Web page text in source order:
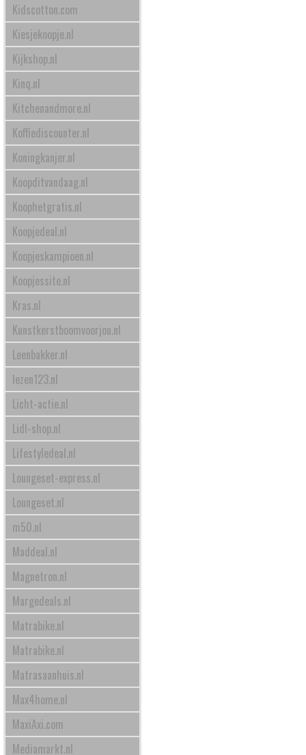
Kidscotton.com
Kiesjekoopje.nl
Kijkshop.nl
Kinq.nl
Kitchenandmore.nl
Koffiediscounter.nl
Koningkanjer.nl
Koopditvandaag.nl
Koophetgratis.nl
Koopjedeal.nl
Koopjeskampioen.nl
Koopjessite.nl
Kras.nl
Kunstkerstboomvoorjou.nl
Leenbakker.nl
lezen123.nl
Licht-actie.nl
Lidl-shop.nl
Lifestyledeal.nl
Loungeset-express.nl
Loungeset.nl
m50.nl
Maddeal.nl
Magnetron.nl
Margedeals.nl
Matrabike.nl
Matrabike.nl
Matrasaanhuis.nl
Max4home.nl
MaxiAxi.com
Mediamarkt.nl